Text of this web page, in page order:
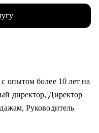
опытом более 10 лет на
директор, Директор
Руководитель